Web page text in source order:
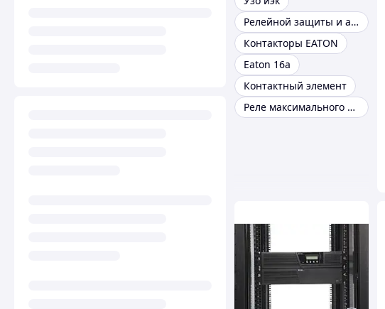
Релейной защиты и автоматики
Контакторы EATON
Eaton 16а
Контактный элемент
Реле максимального тока